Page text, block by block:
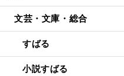
文芸・文庫・総合
すばる
小説すばる